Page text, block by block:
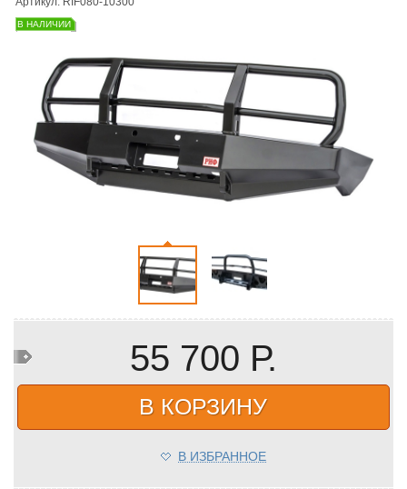
В НАЛИЧИИ
55 700 Р.
В КОРЗИНУ
В ИЗБРАННОЕ